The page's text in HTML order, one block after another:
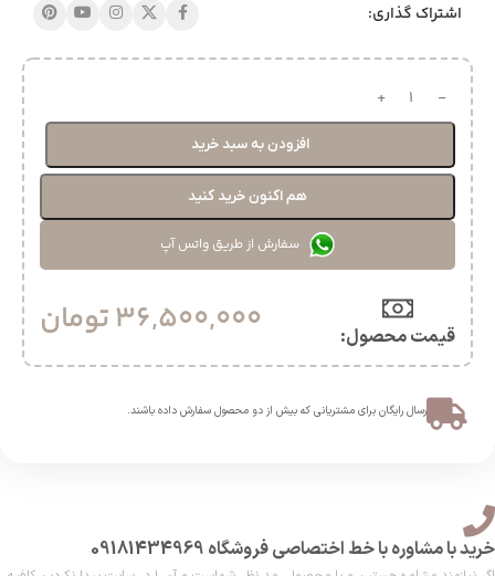
اشتراک گذاری:
افزودن به سبد خرید
هم اکنون خرید کنید
سفارش از طریق واتس آپ
قیمت محصول:​ 36,500,000تومان
ارسال رایگان برای مشتریانی که بیش از دو محصول سفارش داده باشند.​
خرید با مشاوره با خط اختصاصی فروشگاه 09181434969